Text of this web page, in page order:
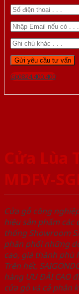
Gọi 0824.400.400
Cửa Lùa
MDFV-
Cửa gỗ công
hiệu sản phẩm
thống Showroom
phân phối những
cao, giá thành phù
Trên hết,
hàng ƯU ĐÃI CAO
cửa gỗ và cả phân